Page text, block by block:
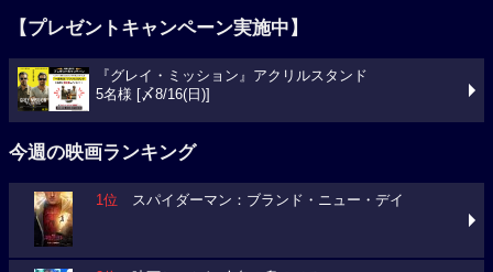
【プレゼントキャンペーン実施中】
『グレイ・ミッション』アクリルスタンド
5名様 [〆8/16(日)]
今週の映画ランキング
1位 スパイダーマン：ブランド・ニュー・デイ